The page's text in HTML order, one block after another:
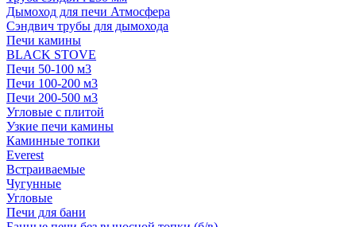
Дымоход для печи Атмосфера
Сэндвич трубы для дымохода
Печи камины
BLACK STOVE
Печи 50-100 м3
Печи 100-200 м3
Печи 200-500 м3
Угловые с плитой
Узкие печи камины
Каминные топки
Everest
Встраиваемые
Чугунные
Угловые
Печи для бани